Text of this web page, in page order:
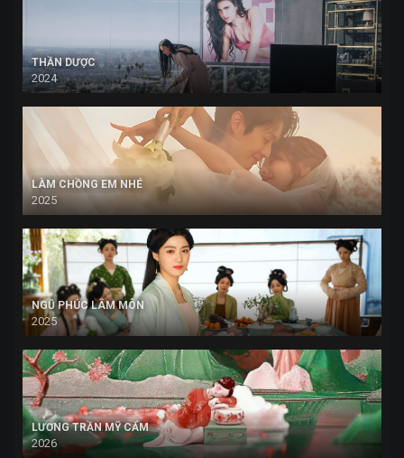
THẦN DƯỢC
2024
LÀM CHỒNG EM NHÉ
2025
NGŨ PHÚC LÂM MÔN
2025
LƯƠNG TRẦN MỸ CẨM
2026